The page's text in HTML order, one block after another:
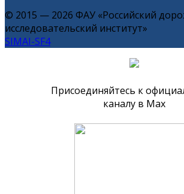
© 2015 — 2026 ФАУ «Российский
исследовательский институт»
SIMAI-SF4
Присоединяйтесь к
каналу в Max